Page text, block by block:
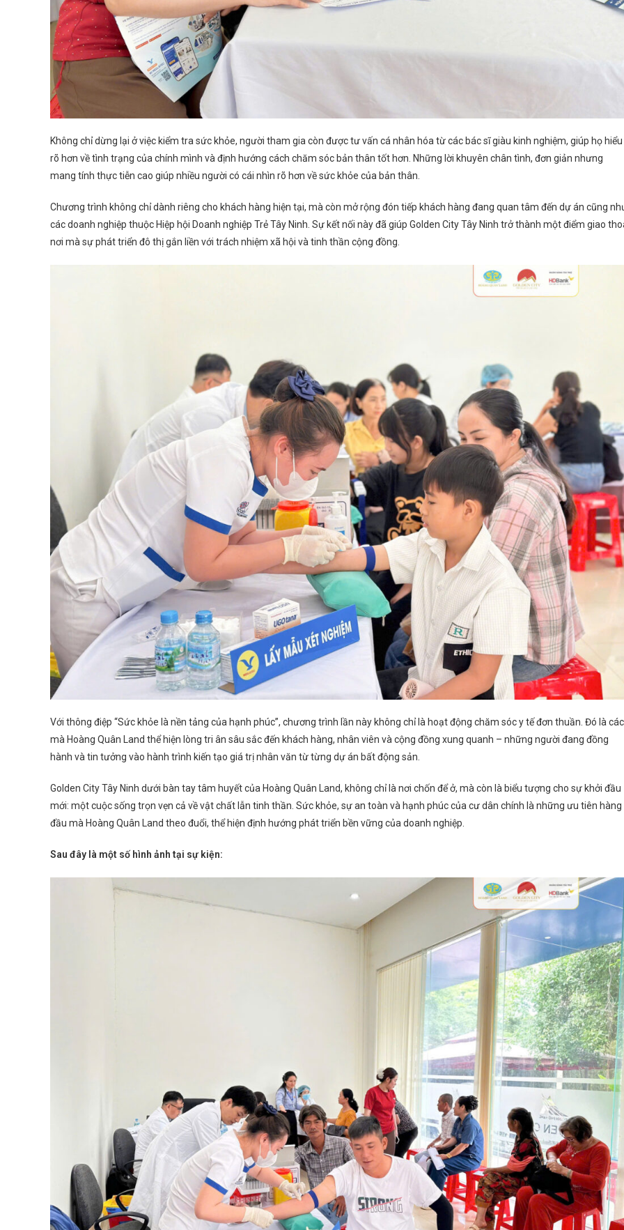
Không chỉ dừng lại ở việc kiểm tra sức khỏe, người tham gia còn được tư vấn cá nhân hóa từ các bác sĩ giàu kinh nghiệm, giúp họ hiểu
rõ hơn về tình trạng của chính mình và định hướng cách chăm sóc bản thân tốt hơn. Những lời khuyên chân tình, đơn giản nhưng
mang tính thực tiễn cao giúp nhiều người có cái nhìn rõ hơn về sức khỏe của bản thân.
Chương trình không chỉ dành riêng cho khách hàng hiện tại, mà còn mở rộng đón tiếp khách hàng đang quan tâm đến dự án cũng
các doanh nghiệp thuộc Hiệp hội Doanh nghiệp Trẻ Tây Ninh. Sự kết nối này đã giúp Golden City Tây Ninh trở thành một điểm giao
nơi mà sự phát triển đô thị gắn liền với trách nhiệm xã hội và tinh thần cộng đồng.
Với thông điệp “Sức khỏe là nền tảng của hạnh phúc”, chương trình lần này không chỉ là hoạt động chăm sóc y tế đơn thuần. Đó là
mà Hoàng Quân Land thể hiện lòng tri ân sâu sắc đến khách hàng, nhân viên và cộng đồng xung quanh – những người đang đồng
hành và tin tưởng vào hành trình kiến tạo giá trị nhân văn từ từng dự án bất động sản.
Golden City Tây Ninh dưới bàn tay tâm huyết của Hoàng Quân Land, không chỉ là nơi chốn để ở, mà còn là biểu tượng cho sự khởi đầu
mới: một cuộc sống trọn vẹn cả về vật chất lẫn tinh thần. Sức khỏe, sự an toàn và hạnh phúc của cư dân chính là những ưu tiên hàng
đầu mà Hoàng Quân Land theo đuổi, thể hiện định hướng phát triển bền vững của doanh nghiệp.
Sau đây là một số hình ảnh tại sự kiện: